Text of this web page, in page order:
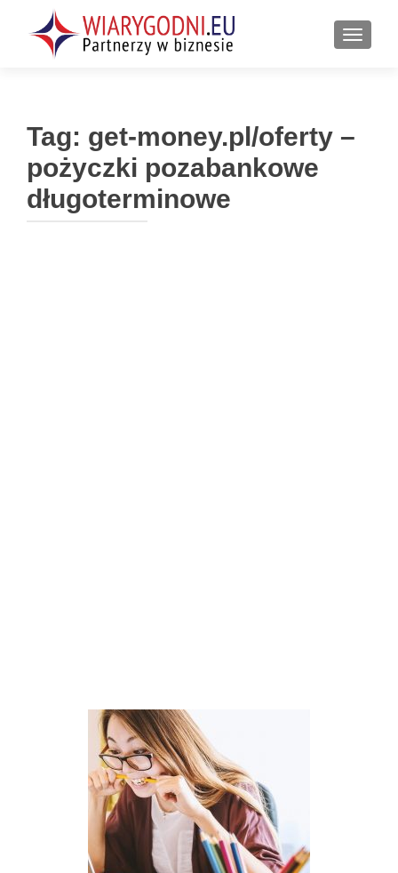
Tag: get-money.pl/oferty –
pożyczki pozabankowe
długoterminowe